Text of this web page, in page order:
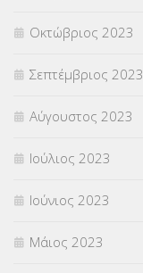
Οκτώβριος 2023
Σεπτέμβριος 2023
Αύγουστος 2023
Ιούλιος 2023
Ιούνιος 2023
Μάιος 2023